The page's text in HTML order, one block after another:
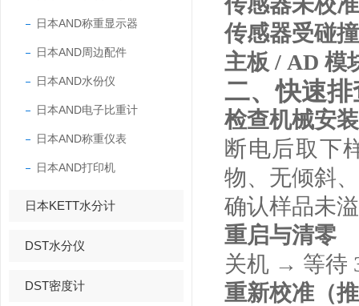
日本AND称重显示器
日本AND周边配件
日本AND水份仪
日本AND电子比重计
日本AND称重仪表
日本AND打印机
日本KETT水分计
DST水分仪
DST密度计
传感器受碰
主板 / AD 模
二、快速
检查机械安装
断电后取下
物、无倾斜
确认样品未
重启与清零
关机 → 等待
重新校准（